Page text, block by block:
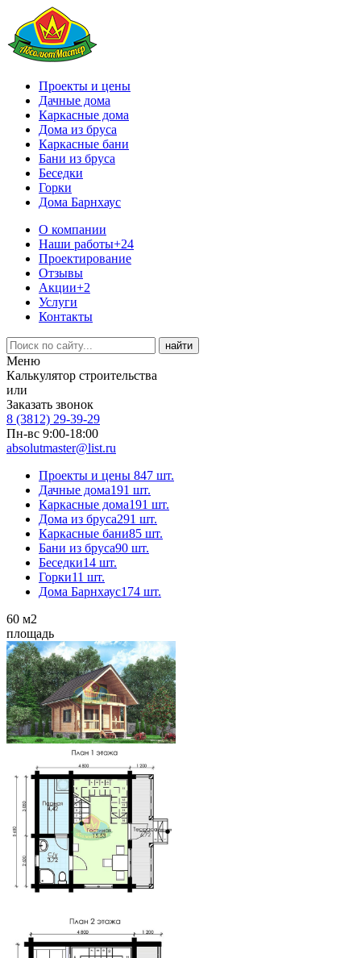
Проекты и цены
Дачные дома
Каркасные дома
Дома из бруса
Каркасные бани
Бани из бруса
Беседки
Горки
Дома Барнхаус
О компании
Наши работы+24
Проектирование
Отзывы
Акции+2
Услуги
Контакты
Меню
Калькулятор строительства
или
Заказать звонок
8 (3812) 29-39-29
Пн-вс 9:00-18:00
absolutmaster@list.ru
Проекты и цены 847 шт.
Дачные дома191 шт.
Каркасные дома191 шт.
Дома из бруса291 шт.
Каркасные бани85 шт.
Бани из бруса90 шт.
Беседки14 шт.
Горки11 шт.
Дома Барнхаус174 шт.
60 м2
площадь